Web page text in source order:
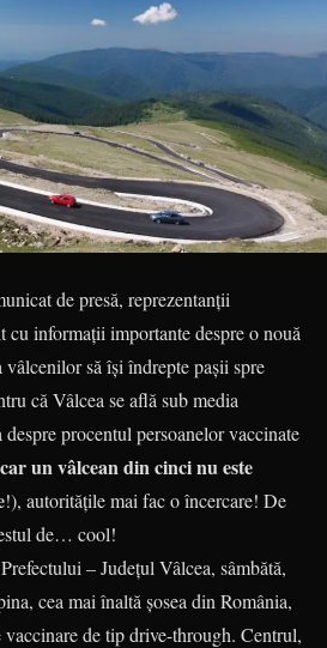
de presă, reprezentanții
cu informații importante despre o nouă
să își îndrepte pașii spre
că Vâlcea se află sub media
procentul persoanelor vaccinate
un vâlcean din cinci nu este
!), autoritățile mai fac o încercare! De
de… cool!
– Județul Vâlcea, sâmbătă,
cea mai înaltă șosea din România,
de tip drive-through. Centrul,